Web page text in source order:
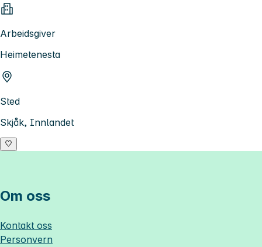
Arbeidsgiver
Heimetenesta
Sted
Skjåk, Innlandet
Om oss
Kontakt oss
Personvern